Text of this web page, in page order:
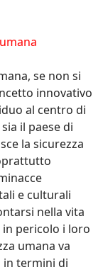
se non si
innovativo
al centro di
il paese di
la sicurezza
e culturali
nella vita
pericolo i loro
umana va
in termini di